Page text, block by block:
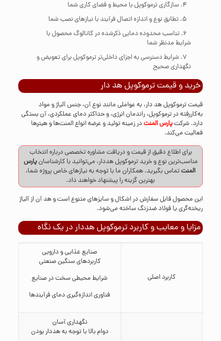
سازگاری ترموکوپل با محیط و فضای کاری شما
تطابق نوع و اندازه اتصال فرآیند با نیازهای نصب شما
تناسب محدوده دمایی ذکرشده در کاتالوگ محصول با
شرایط مدنظر شما
شرایط دسترسی به اجزای داخلی‌تر ترموکوپل برای تعویض و
نگهداری صحیح
خرید و قیمت ترموکوپل هد دار
قیمت ترموکوپل هد دار، به عواملی مانند نوع آن، جنس آلیاژ و مواد
به‌کاررفته در ترموکوپل، راندمان انرژی، و حداکثر دمای عملکردی، آن بستگی
دارد. شرکتپارس المنتدر زمینه تولید و عرضه انواع المنت‌ها و هیترها
فعالیت می‌کند.
برای اطلاع دقیق از قیمت و دریافت مشاوره تخصصی درباره انتخاب
مناسب‌ترین نوع و خرید ترموکوپل هددار، می‌توانید با کارشناسانپارس
المنتتماسبگیرید. همکاران ما با توجه به نیازهای خاص پروژه شما،
بهترین گزینه را پیشنهاد خواهند داد.
این محصول قابل سفارش در اشکال و سایزهای متنوع است و هد آن از آلیاژ
ریخته‌گری یا فولاد ضدزنگ ساخته می‌شود.
مزایا و معایب و کاربرد ترموکوپل هددار در یک نگاه
کاربرد اصلی
صنایع غذایی و دارویی
کاربردهای سنگین صنعتی
شرایط محیطی سخت در صنایع
فناوری اندازه‌گیری دمای فرآیندها
نگهداری آسان
دوام بالا با توجه به هددار بودن